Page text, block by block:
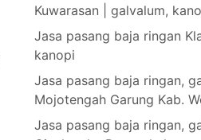
Kuwarasan | galvalum,
Jasa pasang baja ringan
kanopi
Jasa pasang baja ringan,
Mojotengah Garung Kab.
Jasa pasang baja ringan,